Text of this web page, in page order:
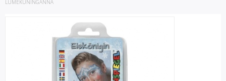
LUMEKUNINGANNA